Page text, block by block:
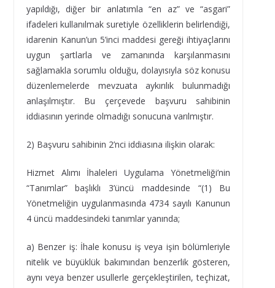
yapıldığı, diğer bir anlatımla “en az” ve “asgari”
ifadeleri kullanılmak suretiyle özelliklerin belirlendiği,
idarenin Kanun’un 5’inci maddesi gereği ihtiyaçlarını
uygun şartlarla ve zamanında karşılanmasını
sağlamakla sorumlu olduğu, dolayısıyla söz konusu
düzenlemelerde mevzuata aykırılık bulunmadığı
anlaşılmıştır. Bu çerçevede başvuru sahibinin
iddiasının yerinde olmadığı sonucuna varılmıştır.
2) Başvuru sahibinin 2’nci iddiasına ilişkin olarak:
Hizmet Alımı İhaleleri Uygulama Yönetmeliği’nin
“Tanımlar” başlıklı 3’üncü maddesinde “(1) Bu
Yönetmeliğin uygulanmasında 4734 sayılı Kanunun
4 üncü maddesindeki tanımlar yanında;
a) Benzer iş: İhale konusu iş veya işin bölümleriyle
nitelik ve büyüklük bakımından benzerlik gösteren,
aynı veya benzer usullerle gerçekleştirilen, teçhizat,